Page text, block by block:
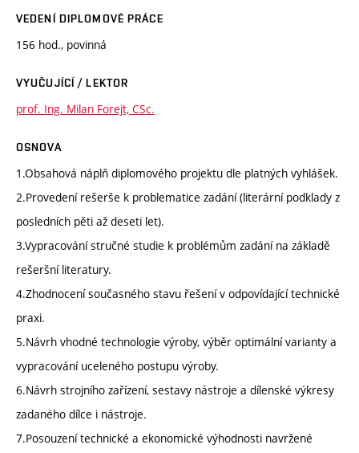
VEDENÍ DIPLOMOVÉ PRÁCE
156 hod., povinná
VYUČUJÍCÍ / LEKTOR
prof. Ing. Milan Forejt, CSc.
OSNOVA
1.Obsahová náplň diplomového projektu dle platných vyhlášek.
2.Provedení rešerše k problematice zadání (literární podklady z
posledních pěti až deseti let).
3.Vypracování stručné studie k problémům zadání na základě
rešeršní literatury.
4.Zhodnocení současného stavu řešení v odpovídající technické
praxi.
5.Návrh vhodné technologie výroby, výběr optimální varianty a
vypracování uceleného postupu výroby.
6.Návrh strojního zařízení, sestavy nástroje a dílenské výkresy
zadaného dílce i nástroje.
7.Posouzení technické a ekonomické výhodnosti navržené